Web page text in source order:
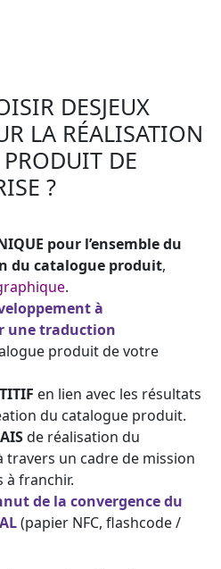
DESJEUX
LA RÉALISATION
DE
?
pour l’ensemble du
du catalogue produit,
.
à
une traduction
produit de votre
en lien avec les résultats
du catalogue produit.
de réalisation du
un cadre de mission
à franchir.
de la convergence du
(papier NFC, flashcode /